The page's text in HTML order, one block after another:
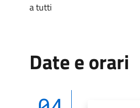
a tutti
Date e orari